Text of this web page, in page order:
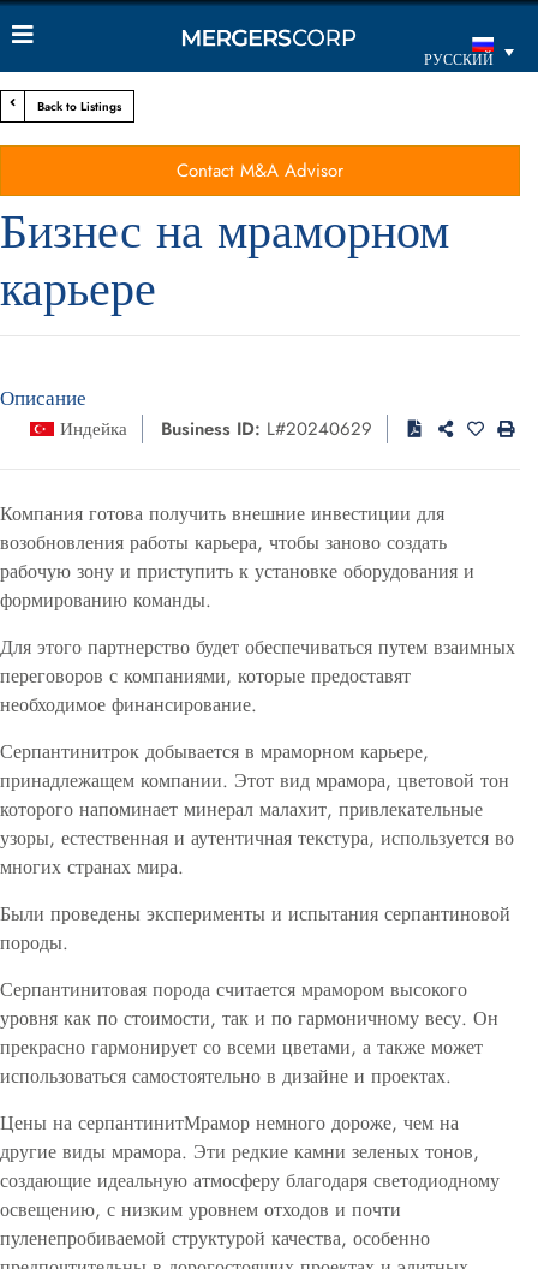
РУССКИЙ
Back to Listings
Contact M&A Advisor
Бизнес на мраморном
карьере
Описание
Индейка Business ID: L#20240629
Компания готова получить внешние инвестиции для
возобновления работы карьера, чтобы заново создать
рабочую зону и приступить к установке оборудования и
формированию команды.
Для этого партнерство будет обеспечиваться путем взаимных
переговоров с компаниями, которые предоставят
необходимое финансирование.
Серпантинитрок добывается в мраморном карьере,
принадлежащем компании. Этот вид мрамора, цветовой тон
которого напоминает минерал малахит, привлекательные
узоры, естественная и аутентичная текстура, используется во
многих странах мира.
Были проведены эксперименты и испытания серпантиновой
породы.
Серпантинитовая порода считается мрамором высокого
уровня как по стоимости, так и по гармоничному весу. Он
прекрасно гармонирует со всеми цветами, а также может
использоваться самостоятельно в дизайне и проектах.
Цены на серпантинитМрамор немного дороже, чем на
другие виды мрамора. Эти редкие камни зеленых тонов,
создающие идеальную атмосферу благодаря светодиодному
освещению, с низким уровнем отходов и почти
пуленепробиваемой структурой качества, особенно